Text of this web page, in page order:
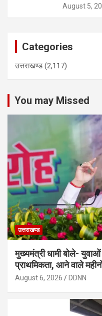
August 5,
Categories
उत्तराखण्ड(2,117)
You may Missed
उत्तराखण्ड
मुख्यमंत्री धामी बोले- युवाओं
प्राथमिकता, आने वाले
August 6, 2026 DDNN